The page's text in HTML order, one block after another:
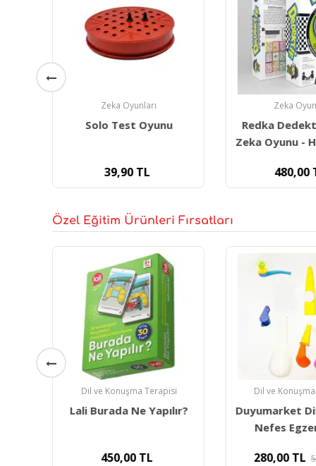
Zeka Oyunları
Solo Test Oyunu
39,90TL
Zeka
Redka
Zeka Oyunu -
480,00
Özel Eğitim Ürünleri Fırsatları
Dil ve Konuşma Terapisi
Lali Burada Ne Yapılır?
450,00TL
Dil ve
Duyumarket
Nefes
280,00TL